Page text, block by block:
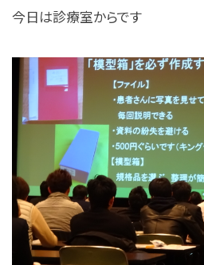
今日は診療室からです